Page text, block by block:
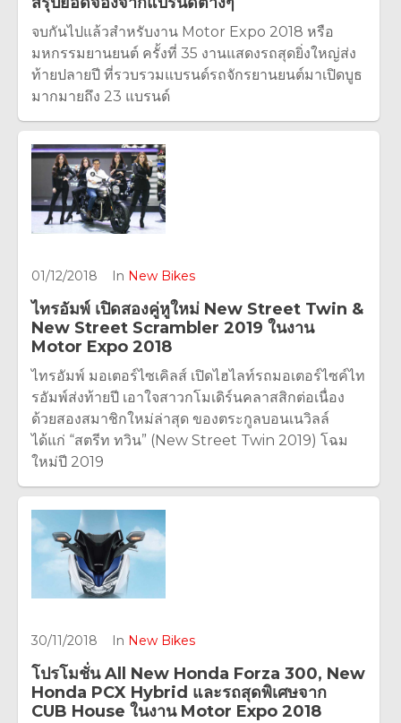
จบกันไปแล้วสำหรับงาน Motor Expo 2018 หรือ
มหกรรมยานยนต์ ครั้งที่ 35 งานแสดงรถสุดยิ่งใหญ่ส่ง
ท้ายปลายปี ที่รวบรวมแบรนด์รถจักรยานยนต์มาเปิดบูธ
มากมายถึง 23 แบรนด์
01/12/2018 In New Bikes
ไทรอัมพ์ เปิดสองคู่หูใหม่ New Street Twin &
New Street Scrambler 2019 ในงาน
Motor Expo 2018
ไทรอัมพ์ มอเตอร์ไซเคิลส์ เปิดไฮไลท์รถมอเตอร์ไซค์ไท
รอัมพ์ส่งท้ายปี เอาใจสาวกโมเดิร์นคลาสสิกต่อเนื่อง
ด้วยสองสมาชิกใหม่ล่าสุด ของตระกูลบอนเนวิลล์
ได้แก่ “สตรีท ทวิน” (New Street Twin 2019) โฉม
ใหม่ปี 2019
30/11/2018 In New Bikes
โปรโมชั่น All New Honda Forza 300, New
Honda PCX Hybrid และรถสุดพิเศษจาก
CUB House ในงาน Motor Expo 2018